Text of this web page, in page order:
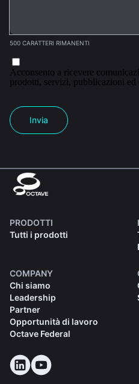
500 CARATTERI RIMANENTI
Acconsento a ricevere
prodotti, servizi, pubblicazioni ed
Invia
PRODOTTI
Tutti i prodotti
COMPANY
Chi siamo
Leadership
Partner
Opportunità di lavoro
Octave Federal